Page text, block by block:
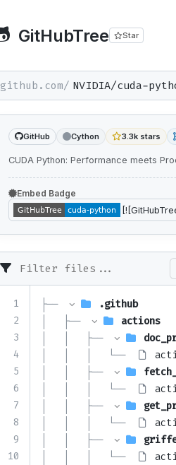
GitHubTree Star
github.com/
GitHub Cython 3.3k stars
CUDA Python: Performance meets
Embed Badge
1
2
3
4
5
6
7
8
9
10
├──
.github
│   ├──
actions
│   │   ├──
│   │   │   └──
│   │   ├──
│   │   │   └──
│   │   ├──
│   │   │   └──
│   │   ├──
│   │   │   └──